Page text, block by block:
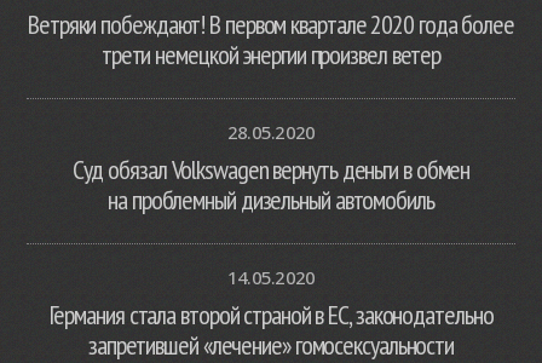
Ветряки побеждают! В первом квартале 2020 года более
трети немецкой энергии произвел ветер
28.05.2020
Суд обязал Volkswagen вернуть деньги в обмен
на проблемный дизельный автомобиль
14.05.2020
Германия стала второй страной в ЕС, законодательно
запретившей «лечение» гомосексуальности